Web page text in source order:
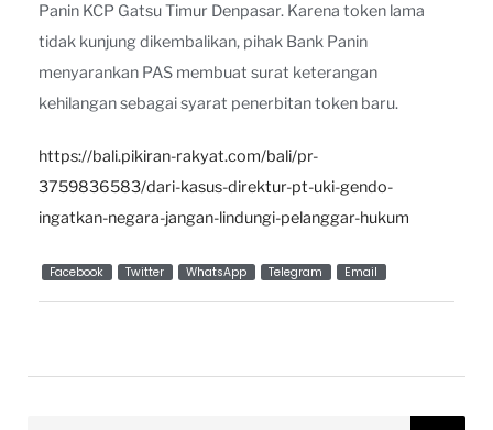
Panin KCP Gatsu Timur Denpasar. Karena token lama
tidak kunjung dikembalikan, pihak Bank Panin
menyarankan PAS membuat surat keterangan
kehilangan sebagai syarat penerbitan token baru.
https://bali.pikiran-rakyat.com/bali/pr-
3759836583/dari-kasus-direktur-pt-uki-gendo-
ingatkan-negara-jangan-lindungi-pelanggar-hukum
Facebook Twitter WhatsApp Telegram Email